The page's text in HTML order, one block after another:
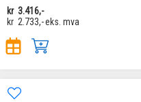
kr 3.416,-
kr 2.733,-eks. mva